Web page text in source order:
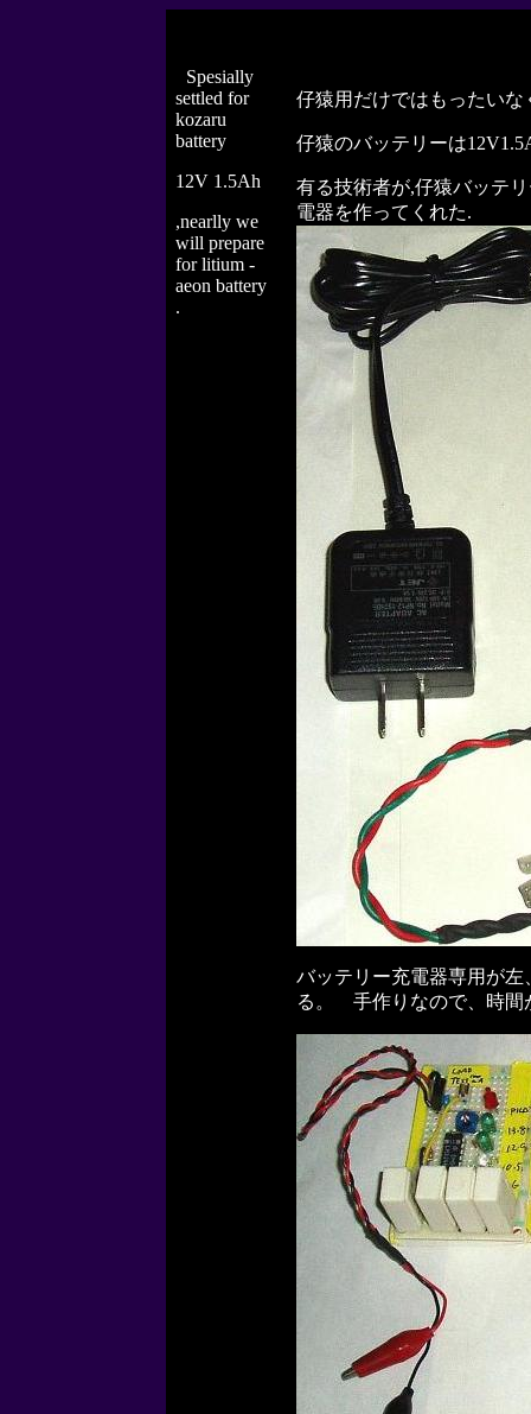
Spesially
settled for
kozaru
battery
12V 1.5Ah
,nearlly we
will prepare
for litium -
aeon battery
.
仔猿用だけではもったい
仔猿のバッテリーは
有る技術者が,仔猿バッテ
電器を作ってくれた.
バッテリー充電器専用が
る。 手作りなので、時